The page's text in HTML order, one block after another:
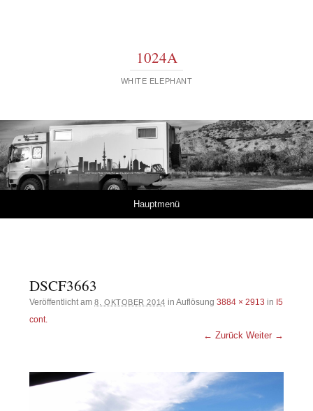
1024A
WHITE ELEPHANT
Hauptmenü
DSCF3663
Veröffentlicht am8. OKTOBER 2014 in Auflösung 3884 × 2913 in I5
cont.
← Zurück Weiter →